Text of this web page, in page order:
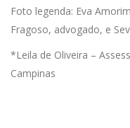
Foto legenda: Eva
Fragoso, advogado, e
*Leila de Oliveira –
Campinas